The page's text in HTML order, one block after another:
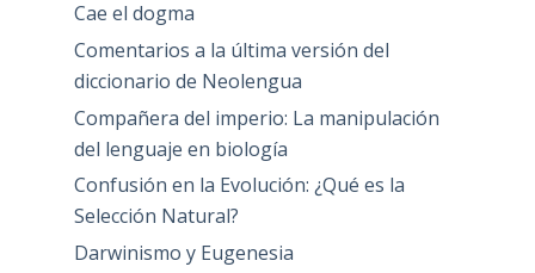
Cae el dogma
Comentarios a la última versión del
diccionario de Neolengua
Compañera del imperio: La manipulación
del lenguaje en biología
Confusión en la Evolución: ¿Qué es la
Selección Natural?
Darwinismo y Eugenesia